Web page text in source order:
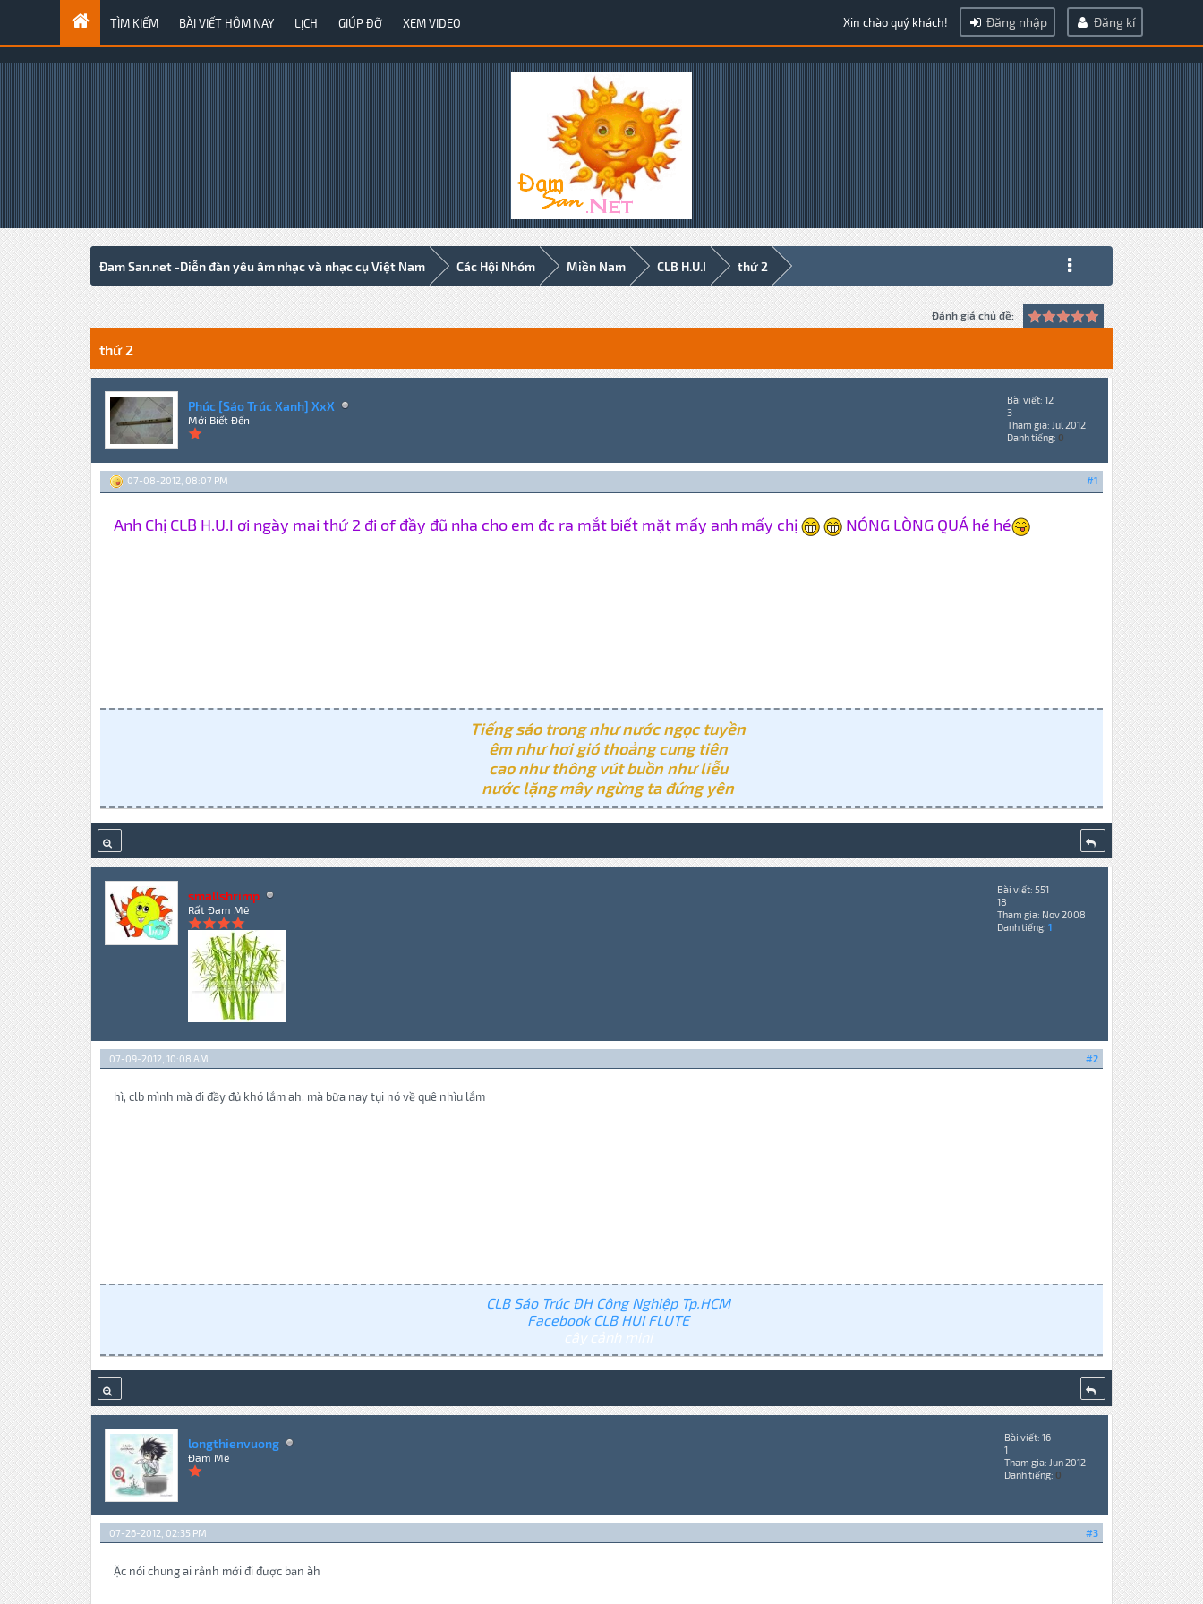
TÌM KIẾM BÀI VIẾT HÔM NAY LỊCH GIÚP ĐỠ XEM VIDEO Xin chào quý khách! Đăng nhập Đăng kí
Đam San.net -Diễn đàn yêu âm nhạc và nhạc cụ Việt Nam Các Hội Nhóm Miền Nam CLB H.U.I thứ 2
Đánh giá chủ đề:
1 Votes - 5 Average
1
2
3
4
5
thứ 2
Phúc [Sáo Trúc Xanh] XxX
Mới Biết Đến
Bài viết: 12
3
Tham gia: Jul 2012
Danh tiếng: 0
#1
07-08-2012, 08:07 PM
Anh Chị CLB H.U.I ơi ngày mai thứ 2 đi of đầy đũ nha cho em đc ra mắt biết mặt mấy anh mấy chị NÓNG LÒNG QUÁ hé hé
Tiếng sáo trong như nước ngọc tuyền
êm như hơi gió thoảng cung tiên
cao như thông vút buồn như liễu
nước lặng mây ngừng ta đứng yên
smallshrimp
Rất Đam Mê
Bài viết: 551
18
Tham gia: Nov 2008
Danh tiếng: 1
#2
07-09-2012, 10:08 AM
hì, clb mình mà đi đầy đủ khó lắm ah, mà bữa nay tụi nó về quê nhìu lắm
CLB Sáo Trúc ĐH Công Nghiệp Tp.HCM
Facebook CLB HUI FLUTE
cây cảnh mini
longthienvuong
Đam Mê
Bài viết: 16
1
Tham gia: Jun 2012
Danh tiếng: 0
#3
07-26-2012, 02:35 PM
Ặc nói chung ai rảnh mới đi được bạn àh